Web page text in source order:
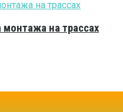
на трассах